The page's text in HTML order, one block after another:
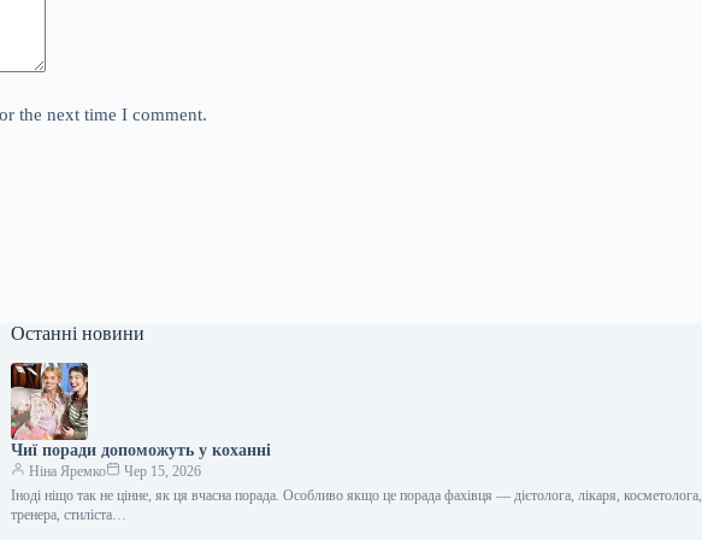
the next time I comment.
Останні новини
Чиї поради допоможуть у коханні
Ніна Яремко
Чер 15, 2026
Іноді ніщо так не цінне, як ця вчасна порада. Особливо якщо це порада фахівця — дієтолога, лікаря, косметолога,
тренера, стиліста…